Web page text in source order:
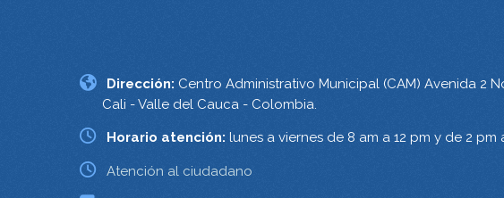
Dirección: Centro Administrativo Municipal (CAM) Avenida 2
Cali - Valle del Cauca - Colombia.
Horario atención: lunes a viernes de 8 am a 12 pm y de 2 pm
Atención al ciudadano